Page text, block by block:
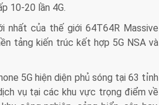
10-20 lần 4G.
nhất của thế giới 64T64R Massive
tảng kiến trúc kết hợp 5G NSA và
5G hiện diện phủ sóng tại 63 tỉnh
vụ tại các khu vực trọng điểm về